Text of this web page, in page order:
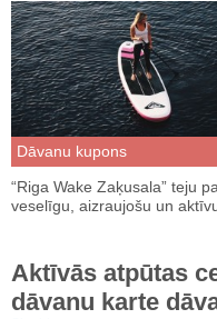
Dāvanu kupons
“Riga Wake Zaķusala” teju
veselīgu, aizraujošu un
Aktīvās atpūtas
dāvanu karte